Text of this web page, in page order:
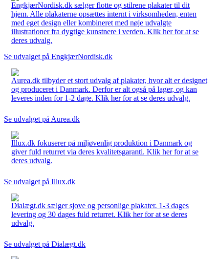
EngkjærNordisk.dk sælger flotte og stilrene plakater til dit
hjem. Alle plakaterne opsættes internt i virksomheden, enten
med eget design eller kombineret med nøje udvalgte
illustrationer fra dygtige kunstnere i verden. Klik her for at se
deres udvalg.
Se udvalget på EngkjærNordisk.dk
Aurea.dk tilbyder et stort udvalg af plakater, hvor alt er designet
og produceret i Danmark. Derfor er alt også på lager, og kan
leveres inden for 1-2 dage. Klik her for at se deres udvalg.
Se udvalget på Aurea.dk
Illux.dk fokuserer på miljøvenlig produktion i Danmark og
giver fuld returret via deres kvalitetsgaranti. Klik her for at se
deres udvalg.
Se udvalget på Illux.dk
Dialægt.dk sælger sjove og personlige plakater. 1-3 dages
levering og 30 dages fuld returret. Klik her for at se deres
udvalg.
Se udvalget på Dialægt.dk